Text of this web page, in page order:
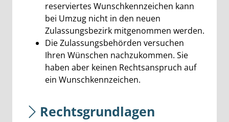
reserviertes Wunschkennzeichen kann
bei Umzug nicht in den neuen
Zulassungsbezirk mitgenommen werden.
Die Zulassungsbehörden versuchen
Ihren Wünschen nachzukommen. Sie
haben aber keinen Rechtsanspruch auf
ein Wunschkennzeichen.
Rechtsgrundlagen